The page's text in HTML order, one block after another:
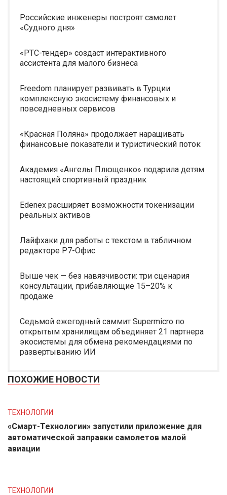
Российские инженеры построят самолет
«Судного дня»
«РТС-тендер» создаст интерактивного
ассистента для малого бизнеса
Freedom планирует развивать в Турции
комплексную экосистему финансовых и
повседневных сервисов
«Красная Поляна» продолжает наращивать
финансовые показатели и туристический поток
Академия «Ангелы Плющенко» подарила детям
настоящий спортивный праздник
Edenex расширяет возможности токенизации
реальных активов
Лайфхаки для работы с текстом в табличном
редакторе Р7-Офис
Выше чек — без навязчивости: три сценария
консультации, прибавляющие 15–20% к
продаже
Седьмой ежегодный саммит Supermicro по
открытым хранилищам объединяет 21 партнера
экосистемы для обмена рекомендациями по
развертыванию ИИ
ПОХОЖИЕ НОВОСТИ
ТЕХНОЛОГИИ
«Смарт-Технологии» запустили приложение для
автоматической заправки самолетов малой
авиации
ТЕХНОЛОГИИ